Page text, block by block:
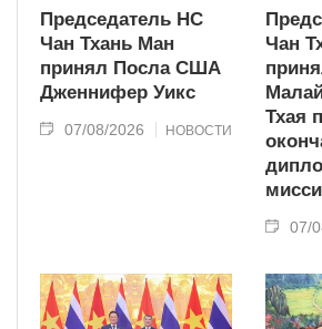
Председатель НС
Чан Тхань Ман
принял Посла США
Дженнифер Уикс
07/08/2026 НОВОСТИ
Чан
Тхая
07/